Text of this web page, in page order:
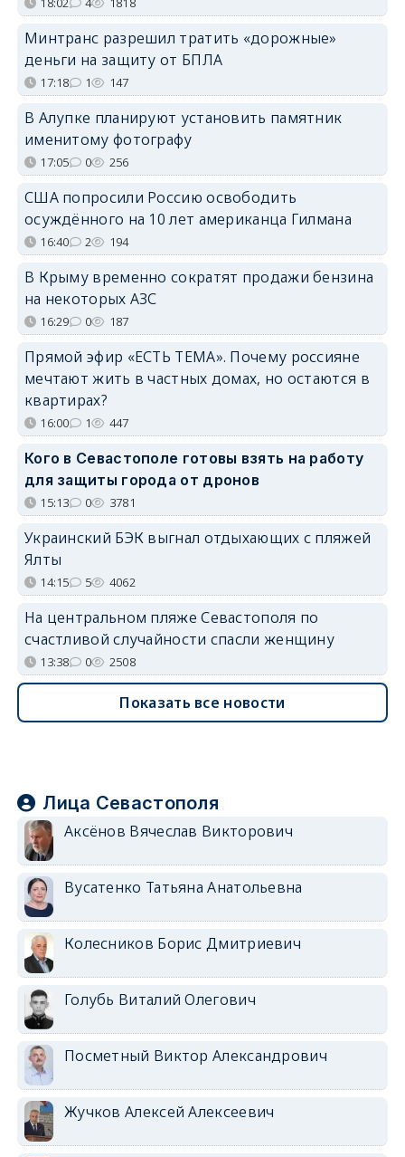
Минтранс разрешил тратить «дорожные»
деньги на защиту от БПЛА
17:18 1 147
В Алупке планируют установить памятник
именитому фотографу
17:05 0 256
США попросили Россию освободить
осуждённого на 10 лет американца Гилмана
16:40 2 194
В Крыму временно сократят продажи бензина
на некоторых АЗС
16:29 0 187
Прямой эфир «ЕСТЬ ТЕМА». Почему россияне
мечтают жить в частных домах, но остаются в
квартирах?
16:00 1 447
Кого в Севастополе готовы взять на работу
для защиты города от дронов
15:13 0 3781
Украинский БЭК выгнал отдыхающих с пляжей
Ялты
14:15 5 4062
На центральном пляже Севастополя по
счастливой случайности спасли женщину
13:38 0 2508
Показать все новости
Лица Севастополя
Аксёнов Вячеслав Викторович
Вусатенко Татьяна Анатольевна
Колесников Борис Дмитриевич
Голубь Виталий Олегович
Посметный Виктор Александрович
Жучков Алексей Алексеевич